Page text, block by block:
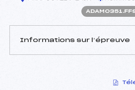
Informations sur l’épreuve